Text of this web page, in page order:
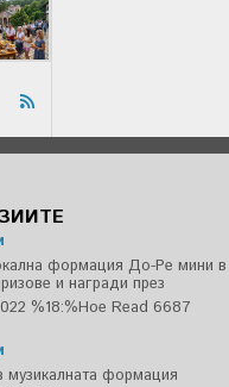
формация До-Ре мини в
и награди през
%18:%Ное Read 6687
формация